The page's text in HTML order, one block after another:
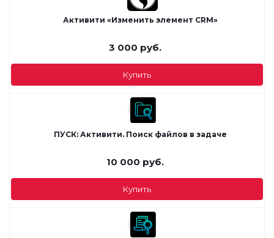
Активити «Изменить элемент CRM»
3 000 руб.
Купить
ПУСК: Активити. Поиск файлов в задаче
10 000 руб.
Купить